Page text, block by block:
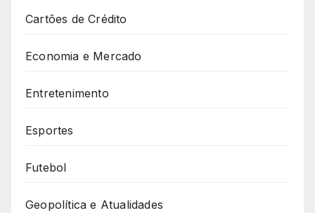
Cartões de Crédito
Economia e Mercado
Entretenimento
Esportes
Futebol
Geopolítica e Atualidades